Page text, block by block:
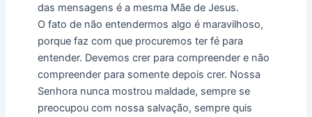
das mensagens é a mesma Mãe de Jesus.
O fato de não entendermos algo é maravilhoso,
porque faz com que procuremos ter fé para
entender. Devemos crer para compreender e não
compreender para somente depois crer. Nossa
Senhora nunca mostrou maldade, sempre se
preocupou com nossa salvação, sempre quis